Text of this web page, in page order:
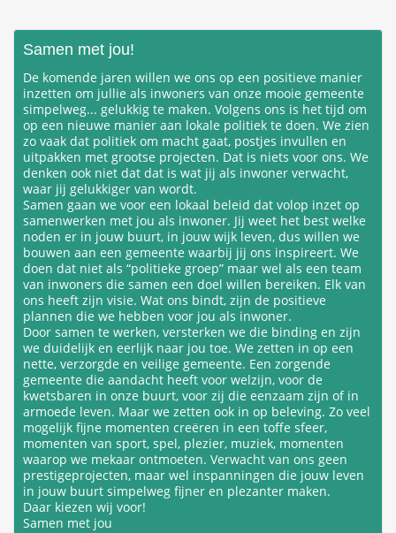
Samen met jou!
De komende jaren willen we ons op een positieve manier
inzetten om jullie als inwoners van onze mooie gemeente
simpelweg... gelukkig te maken. Volgens ons is het tijd om
op een nieuwe manier aan lokale politiek te doen. We zien
zo vaak dat politiek om macht gaat, postjes invullen en
uitpakken met grootse projecten. Dat is niets voor ons. We
denken ook niet dat dat is wat jij als inwoner verwacht,
waar jij gelukkiger van wordt.
Samen gaan we voor een lokaal beleid dat volop inzet op
samenwerken met jou als inwoner. Jij weet het best welke
noden er in jouw buurt, in jouw wijk leven, dus willen we
bouwen aan een gemeente waarbij jij ons inspireert. We
doen dat niet als “politieke groep” maar wel als een team
van inwoners die samen een doel willen bereiken. Elk van
ons heeft zijn visie. Wat ons bindt, zijn de positieve
plannen die we hebben voor jou als inwoner.
Door samen te werken, versterken we die binding en zijn
we duidelijk en eerlijk naar jou toe. We zetten in op een
nette, verzorgde en veilige gemeente. Een zorgende
gemeente die aandacht heeft voor welzijn, voor de
kwetsbaren in onze buurt, voor zij die eenzaam zijn of in
armoede leven. Maar we zetten ook in op beleving. Zo veel
mogelijk fijne momenten creëren in een toffe sfeer,
momenten van sport, spel, plezier, muziek, momenten
waarop we mekaar ontmoeten. Verwacht van ons geen
prestigeprojecten, maar wel inspanningen die jouw leven
in jouw buurt simpelweg fijner en plezanter maken.
Daar kiezen wij voor!
Samen met jou